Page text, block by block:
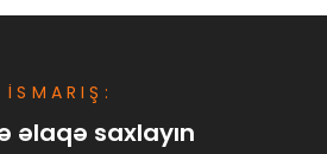
İSMARIŞ:
əlaqə saxlayın